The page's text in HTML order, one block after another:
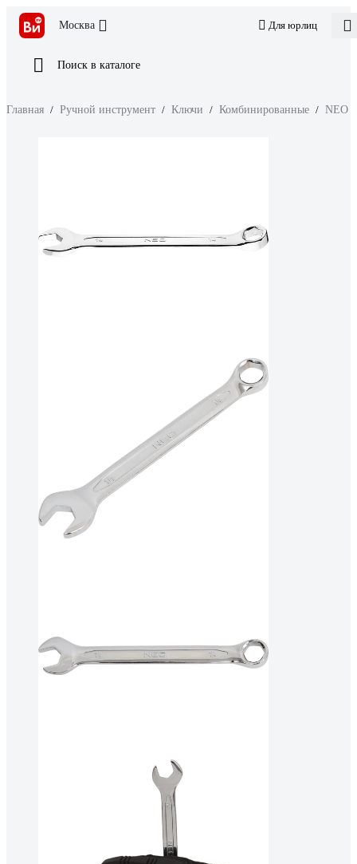
Москва Для юрлиц
Поиск в каталоге
Главная / Ручной инструмент / Ключи / Комбинированные / NEO